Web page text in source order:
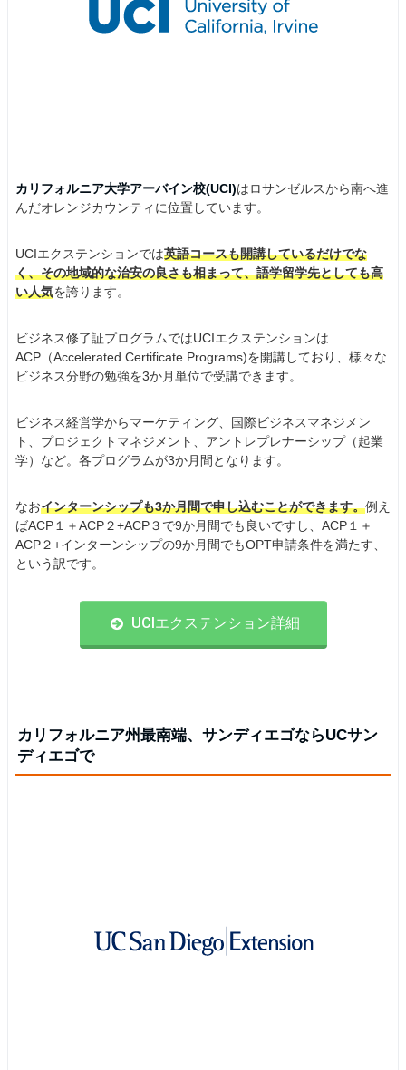
カリフォルニア大学アーバイン校(UCI)はロサンゼルスから南へ進
んだオレンジカウンティに位置しています。
UCIエクステンションでは英語コースも開講しているだけでな
く、その地域的な治安の良さも相まって、語学留学先としても高
い人気を誇ります。
ビジネス修了証プログラムではUCIエクステンションは
ACP（Accelerated Certificate Programs)を開講しており、様々な
ビジネス分野の勉強を3か月単位で受講できます。
ビジネス経営学からマーケティング、国際ビジネスマネジメン
ト、プロジェクトマネジメント、アントレプレナーシップ（起業
学）など。各プログラムが3か月間となります。
なおインターンシップも3か月間で申し込むことができます。例え
ばACP１＋ACP２+ACP３で9か月間でも良いですし、ACP１＋
ACP２+インターンシップの9か月間でもOPT申請条件を満たす、
という訳です。
UCIエクステンション詳細
カリフォルニア州最南端、サンディエゴならUCサン
ディエゴで